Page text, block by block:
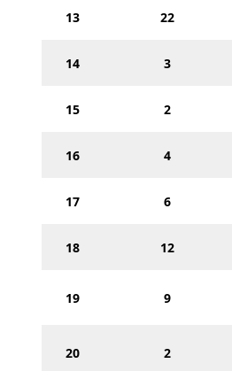
13 22
14 3
15 2
16 4
17 6
18 12
19 9
20 2